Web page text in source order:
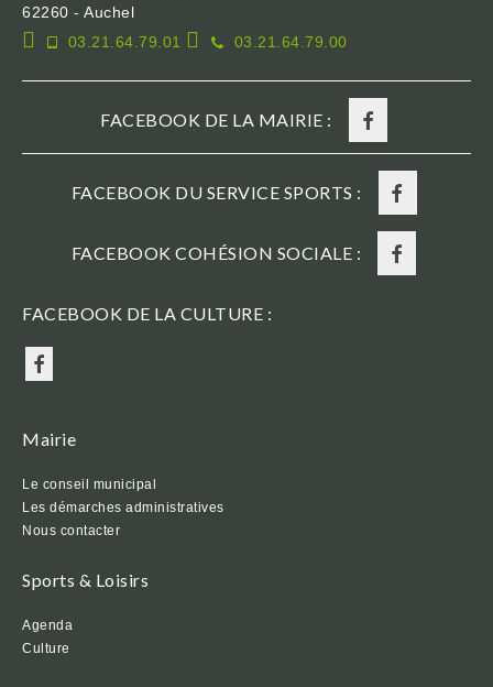
62260 - Auchel
03.21.64.79.01
03.21.64.79.00
FACEBOOK DE LA MAIRIE :
FACEBOOK DU SERVICE SPORTS :
FACEBOOK COHÉSION SOCIALE :
FACEBOOK DE LA CULTURE :
Mairie
Le conseil municipal
Les démarches administratives
Nous contacter
Sports & Loisirs
Agenda
Culture